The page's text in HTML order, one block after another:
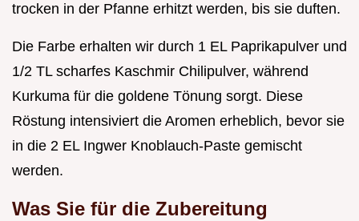
trocken in der Pfanne erhitzt werden, bis sie duften.
Die Farbe erhalten wir durch 1 EL Paprikapulver und
1/2 TL scharfes Kaschmir Chilipulver, während
Kurkuma für die goldene Tönung sorgt. Diese
Röstung intensiviert die Aromen erheblich, bevor sie
in die 2 EL Ingwer Knoblauch-Paste gemischt
werden.
Was Sie für die Zubereitung